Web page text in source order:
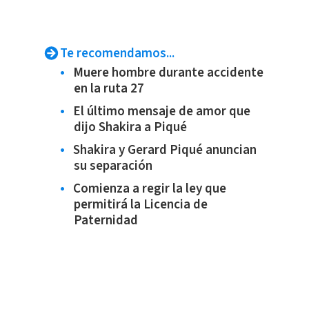
Te recomendamos...
Muere hombre durante accidente
en la ruta 27
El último mensaje de amor que
dijo Shakira a Piqué
Shakira y Gerard Piqué anuncian
su separación
Comienza a regir la ley que
permitirá la Licencia de
Paternidad